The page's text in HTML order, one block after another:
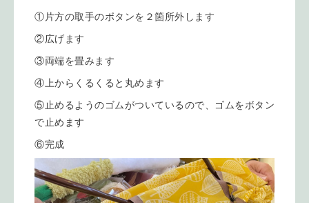
①片方の取手のボタンを２箇所外します
②広げます
③両端を畳みます
④上からくるくると丸めます
⑤止めるようのゴムがついているので、ゴムをボタン
で止めます
⑥完成